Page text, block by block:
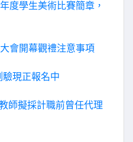
度學生美術比賽簡章，
會開幕觀禮注意事項
驗現正報名中
師擬採計職前曾任代理